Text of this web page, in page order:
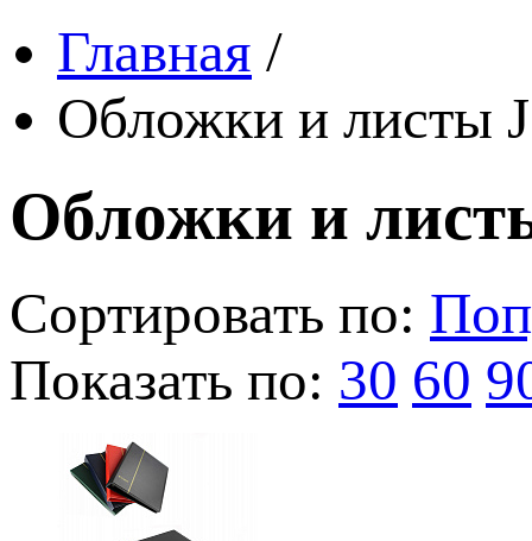
Главная /
Обложки и листы
Обложки и
Сортировать по:
Показать по: 30 60